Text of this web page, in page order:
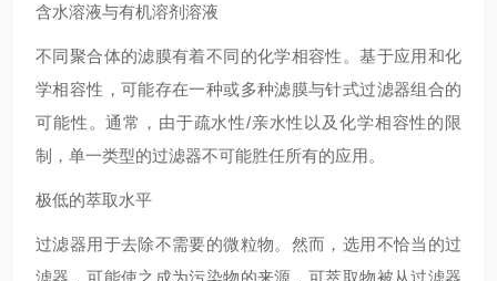
含水溶液与有机溶剂溶液
不同聚合体的滤膜有着不同的化学相容性。基于应用和化
学相容性，可能存在一种或多种滤膜与针式过滤器组合的
可能性。通常，由于疏水性/亲水性以及化学相容性的限
制，单一类型的过滤器不可能胜任所有的应用。
极低的萃取水平
过滤器用于去除不需要的微粒物。然而，选用不恰当的过
滤器，可能使之成为污染物的来源，可萃取物被从过滤器